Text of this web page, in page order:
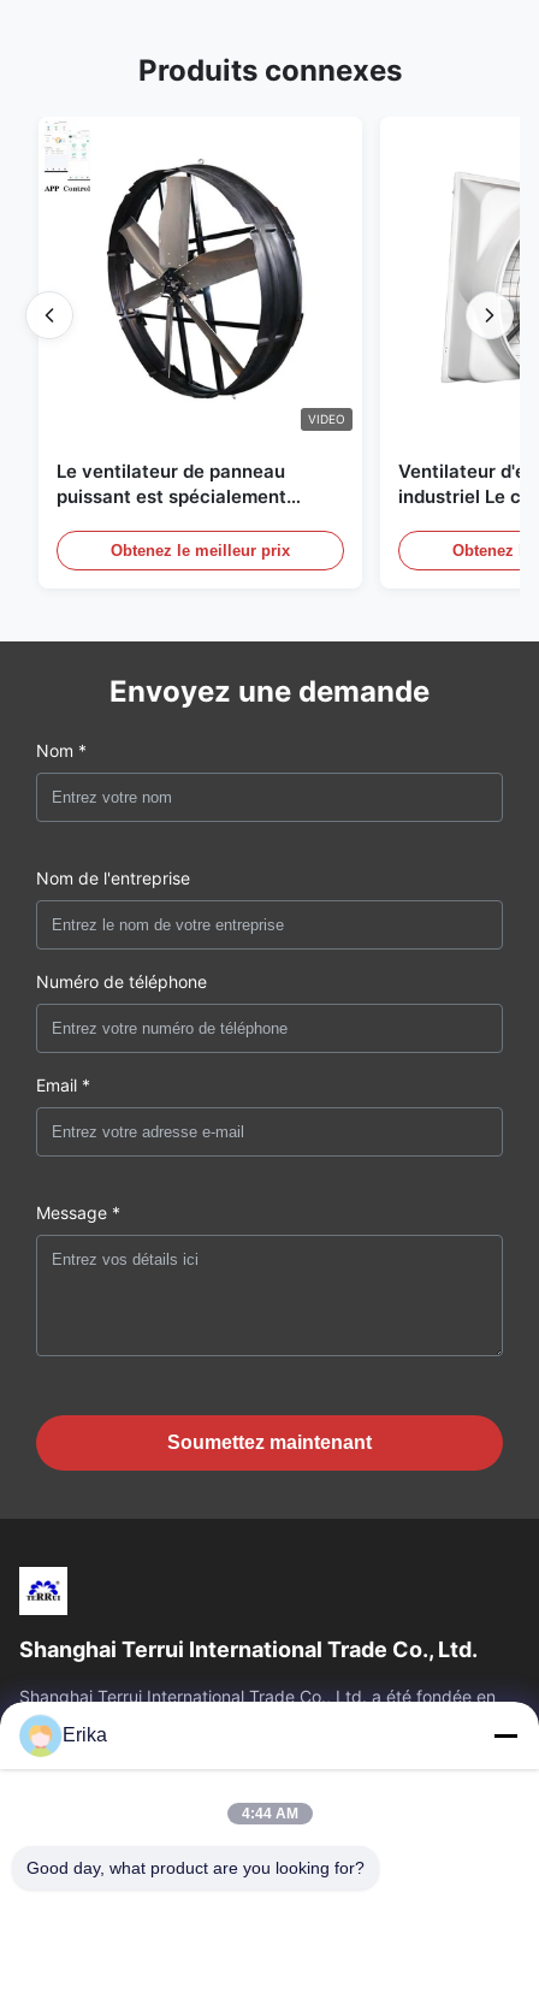
Produits connexes
VIDEO
Le ventilateur de panneau
puissant est spécialement
diamètre de lame de 1830 mm et
un volume d'air de 120000 m3/h
Obtenez le meilleur prix
Ventilateur
industriel Le
et de Obtenez
Envoyez une demande
Nom *
Nom de l'entreprise
Numéro de téléphone
Email *
Message *
Soumettez maintenant
Shanghai Terrui International Trade Co., Ltd.
Shanghai Terrui International Trade Co., Ltd. a été fondée en
2002, spécialisée dans le développement, la fabrication et la
vente d'équipements...
Liens Rapides
Produits
À Propos De Nous
Contrôle De Qualité
Erika
4:44 AM
Good day, what product are you looking for?